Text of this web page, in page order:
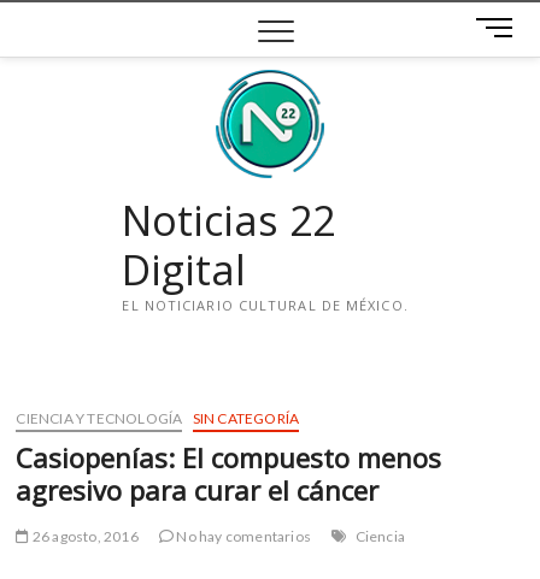
contenido
B
o
Noticias 22
Digital
EL NOTICIARIO CULTURAL DE MÉXICO.
CIENCIA Y TECNOLOGÍA SIN CATEGORÍA
Casiopenías: El compuesto menos
agresivo para curar el cáncer
26 agosto, 2016 No hay comentarios Ciencia